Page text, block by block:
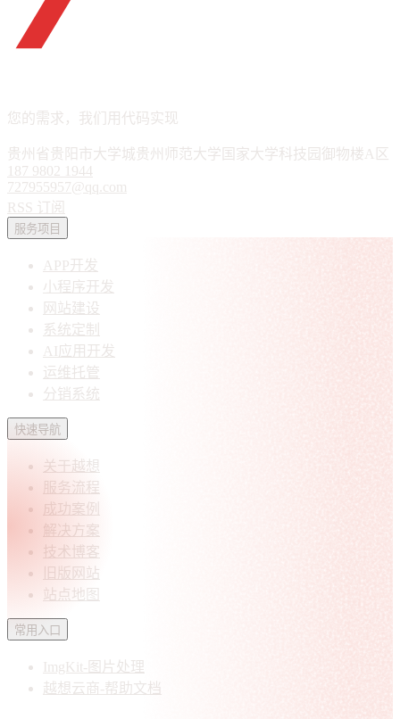
您的需求，我们用代码实现
贵州省贵阳市大学城贵州师范大学国家大学科技园御物楼A区
187 9802 1944
727955957@qq.com
RSS 订阅
服务项目
APP开发
小程序开发
网站建设
系统定制
AI应用开发
运维托管
分销系统
快速导航
关于越想
服务流程
成功案例
解决方案
技术博客
旧版网站
站点地图
常用入口
ImgKit-图片处理
越想云商-帮助文档